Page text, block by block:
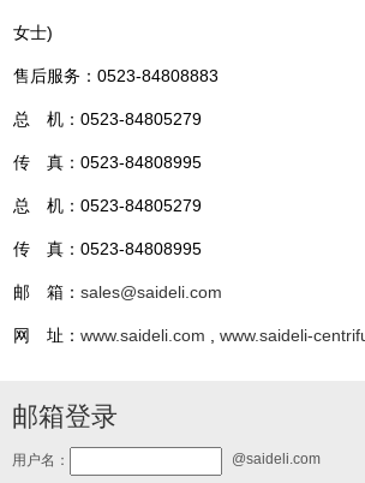
女士)
售后服务：0523-84808883
总 机：0523-84805279
传 真：0523-84808995
总 机：0523-84805279
传 真：0523-84808995
邮 箱：sales@saideli.com
网 址：www.saideli.com ,www.saideli-
邮箱登录
用户名： @saideli.com